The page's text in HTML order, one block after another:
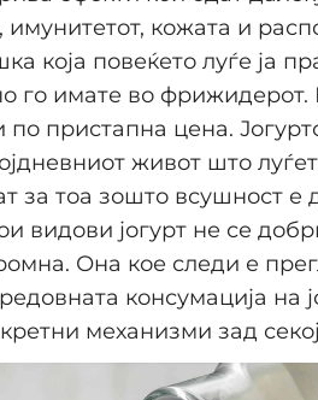
имунитетот, кожата и
која повеќето луѓе ја
го имате во фрижидерот.
по пристапна цена.
живот што
за тоа зошто всушност
видови јогурт не се
Она кое следи е
консумација на
механизми зад